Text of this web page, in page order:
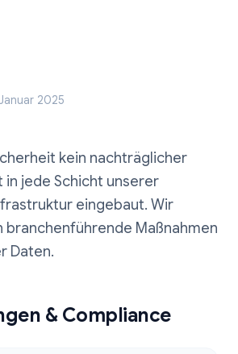
2025
kein nachträglicher
in jede Schicht unserer
eingebaut. Wir
Maßnahmen
Daten.
& Compliance